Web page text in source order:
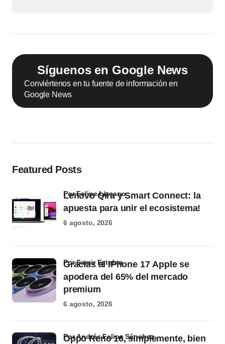
Síguenos en Google News
Conviértenos en tu fuente de información en
Google News
Featured Posts
Lenovo Qira y Smart Connect: la
apuesta para unir el ecosistema!
por Felipe Lizcano
6 agosto, 2026
Gracias al iPhone 17 Apple se
apodera del 65% del mercado
premium
por Samir Estefan
6 agosto, 2026
Oppo Reno 16, simplemente, bien
por Andrés Felipe Sánchez